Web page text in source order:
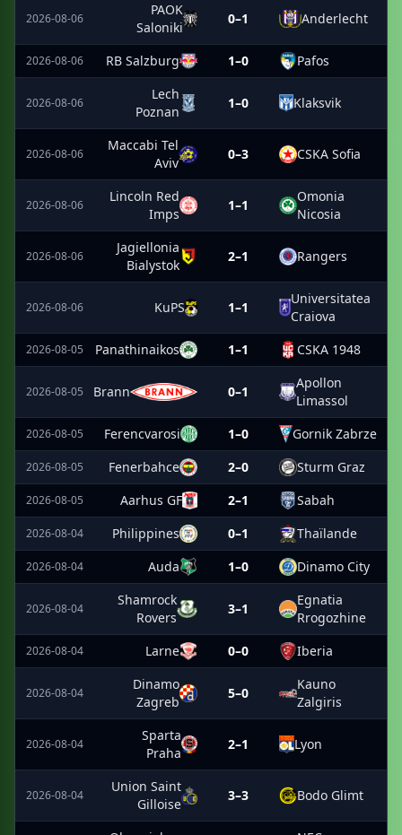
2026-08-06
PAOK
Saloniki
0–1 Anderlecht
2026-08-06 RB Salzburg 1–0 Pafos
2026-08-06
Lech
Poznan
1–0 Klaksvik
2026-08-06
Maccabi Tel
Aviv
0–3 CSKA Sofia
2026-08-06
Lincoln Red
Imps
1–1
Omonia
Nicosia
2026-08-06
Jagiellonia
Bialystok
2–1 Rangers
2026-08-06 KuPS 1–1
Universitatea
Craiova
2026-08-05 Panathinaikos 1–1 CSKA 1948
2026-08-05 Brann 0–1
Apollon
Limassol
2026-08-05 Ferencvarosi 1–0 Gornik Zabrze
2026-08-05 Fenerbahce 2–0 Sturm Graz
2026-08-05 Aarhus GF 2–1 Sabah
2026-08-04 Philippines 0–1 Thaïlande
2026-08-04 Auda 1–0 Dinamo City
2026-08-04
Shamrock
Rovers
3–1
Egnatia
Rrogozhine
2026-08-04 Larne 0–0 Iberia
2026-08-04
Dinamo
Zagreb
5–0
Kauno
Zalgiris
2026-08-04
Sparta
Praha
2–1 Lyon
2026-08-04
Union Saint
Gilloise
3–3 Bodo Glimt